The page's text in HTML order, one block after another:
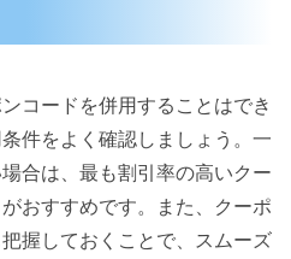
コードを併用することはでき
件をよく確認しましょう。一
合は、最も割引率の高いクー
おすすめです。また、クーポ
握しておくことで、スムーズ